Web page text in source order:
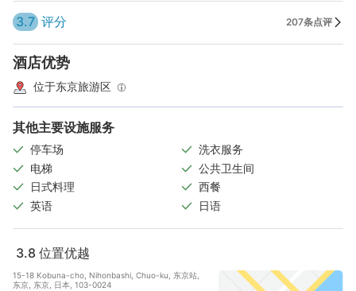
3.7 评分 207条点评
酒店优势
位于东京旅游区
其他主要设施服务
停车场
洗衣服务
电梯
公共卫生间
日式料理
西餐
英语
日语
3.8 位置优越
15-18 Kobuna-cho, Nihonbashi, Chuo-ku, 东京站,
东京, 东京, 日本, 103-0024